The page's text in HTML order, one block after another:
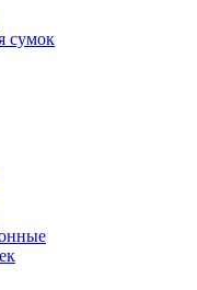
сумок